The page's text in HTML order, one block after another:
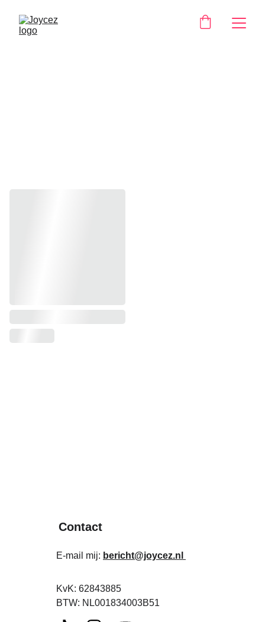
Contact
E-mail mij: bericht@joycez.nl
KvK: 62843885
BTW: NL001834003B51